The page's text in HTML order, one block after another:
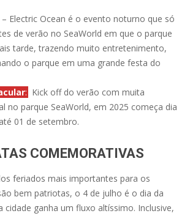
– Electric Ocean é o evento noturno que só
de verão no SeaWorld em que o parque
tarde, trazendo muito entretenimento,
o parque em uma grande festa do
: Kick off do verão com muita
no parque SeaWorld, em 2025 começa dia
01 de setembro.
COMEMORATIVAS
feriados mais importantes para os
bem patriotas, o 4 de julho é o dia da
cidade ganha um fluxo altíssimo. Inclusive,